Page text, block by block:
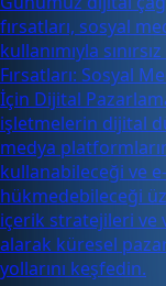
fırsatları, sosyal
kullanımıyla
Fırsatları: Sosyal
İçin Dijital
işletmelerin dijital
medya
kullanabileceği ve
hükmedebileceği
içerik stratejileri ve
alarak küresel
yollarını keşfedin.